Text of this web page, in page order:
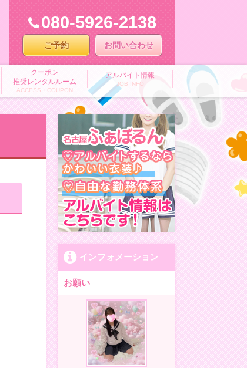
080-5926-2138
ご予約 お問い合わせ
クーポン
推奨レンタルルーム
ACCESS・COUPON
アルバイト情報
JOB INFO
インフォメーション
お願い